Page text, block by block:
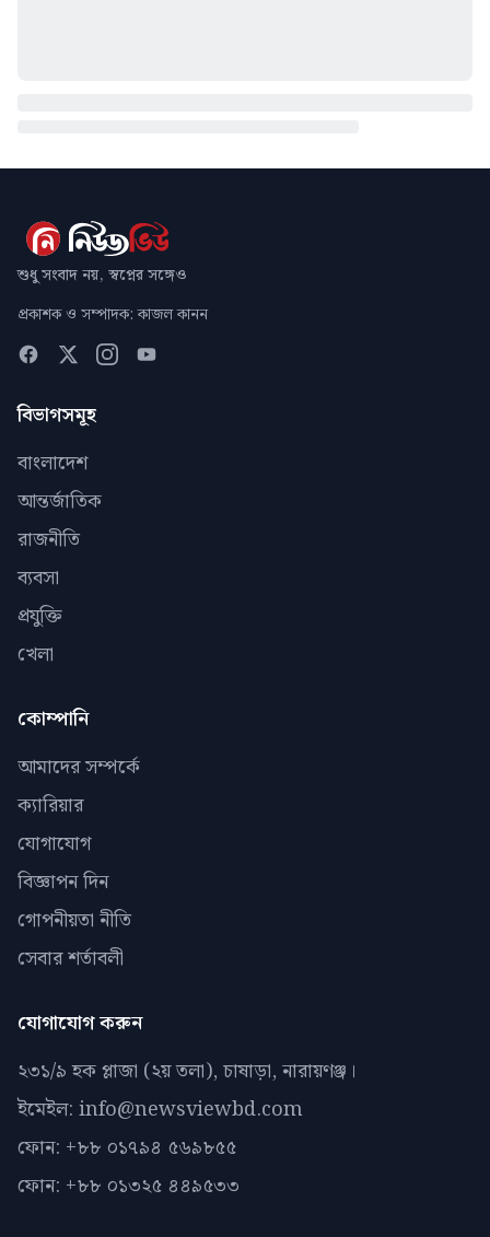
শুধু সংবাদ নয়, স্বপ্নের সঙ্গেও
প্রকাশক ও সম্পাদক: কাজল কানন
বিভাগসমূহ
বাংলাদেশ
আন্তর্জাতিক
রাজনীতি
ব্যবসা
প্রযুক্তি
খেলা
কোম্পানি
আমাদের সম্পর্কে
ক্যারিয়ার
যোগাযোগ
বিজ্ঞাপন দিন
গোপনীয়তা নীতি
সেবার শর্তাবলী
যোগাযোগ করুন
২৩১/৯ হক প্লাজা (২য় তলা), চাষাড়া, নারায়ণঞ্জ।
ইমেইল: info@newsviewbd.com
ফোন: +৮৮ ০১৭৯৪ ৫৬৯৮৫৫
ফোন: +৮৮ ০১৩২৫ ৪৪৯৫৩৩